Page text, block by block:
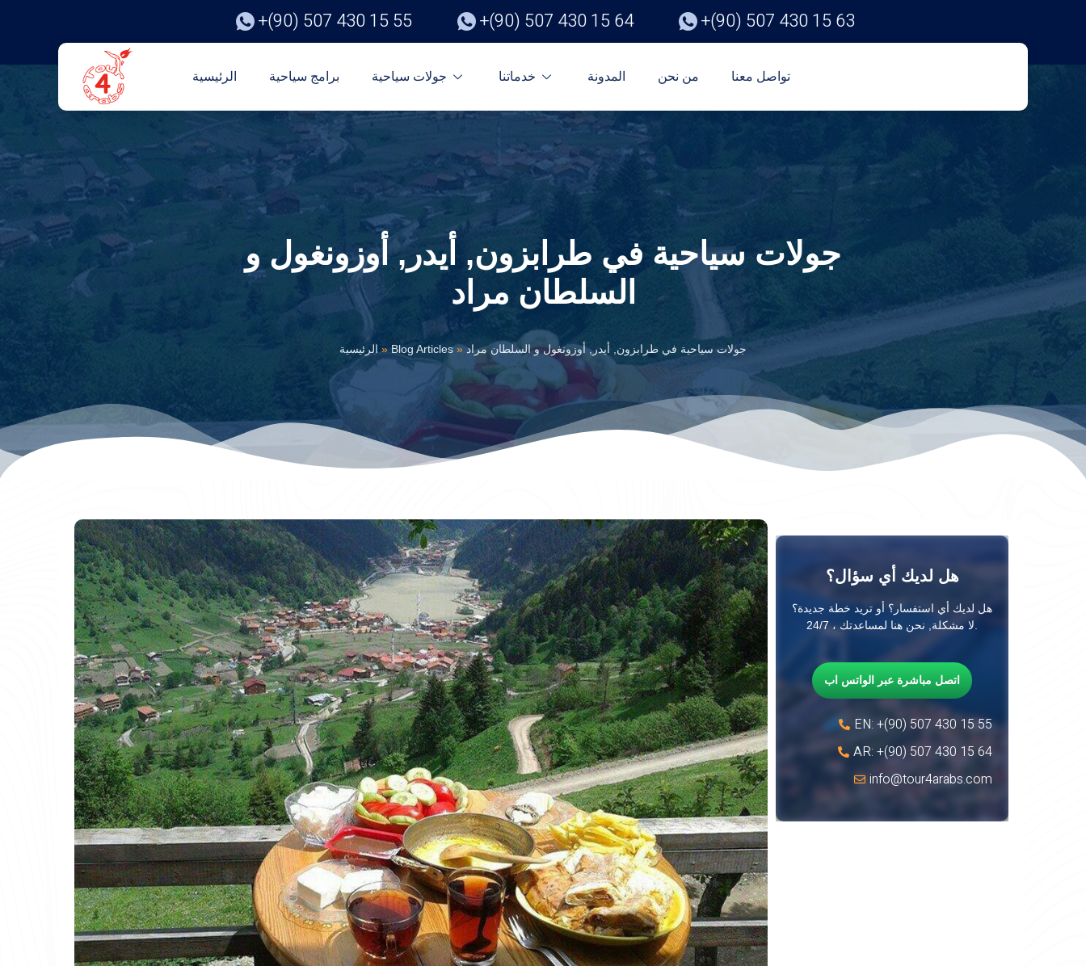
+(90) 507 430 15 55 +(90) 507 430 15 64 +(90) 507 430 15 63
الرئيسية برامج سياحية جولات سياحية خدماتنا المدونة من نحن تواصل معنا
جولات سياحية في طرابزون, أيدر, أوزونغول و
السلطان مراد
الرئيسية» Blog Articles»جولات سياحية في طرابزون, أيدر, أوزونغول و السلطان مراد
هل لديك أي سؤال؟
هل لديك أي استفسار؟ أو تريد خطة جديدة؟
لا مشكلة, نحن هنا لمساعدتك ، 24/7.
اتصل مباشرة عبر الواتس اب
EN: +(90) 507 430 15 55
AR: +(90) 507 430 15 64
info@tour4arabs.com